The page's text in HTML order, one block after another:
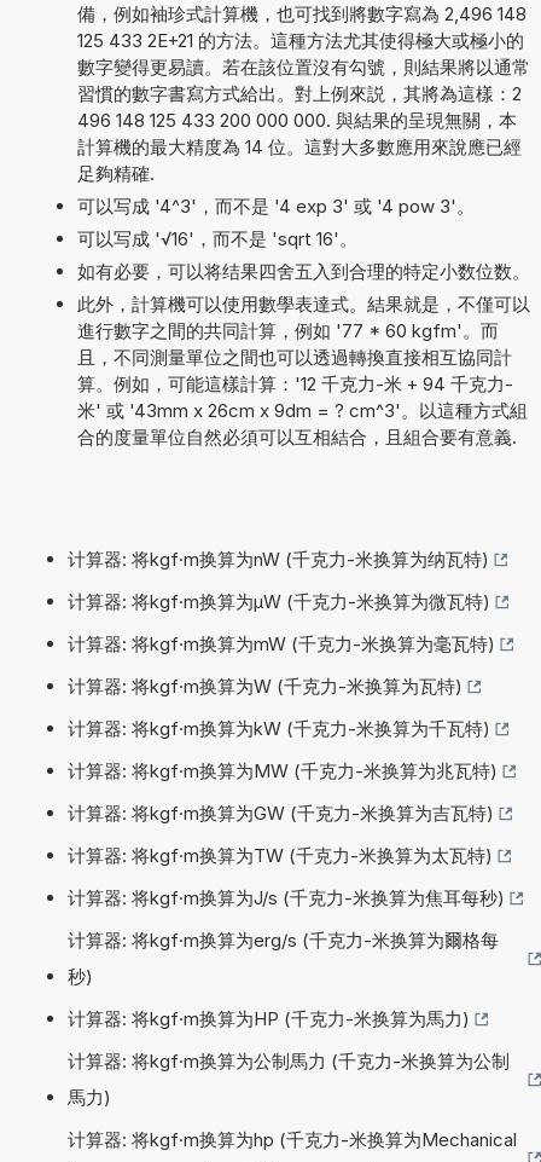
備，例如袖珍式計算機，也可找到將數字寫為 2,496 148
125 433 2E+21 的方法。這種方法尤其使得極大或極小的
數字變得更易讀。若在該位置沒有勾號，則結果將以通常
習慣的數字書寫方式給出。對上例來説，其將為這樣：2
496 148 125 433 200 000 000. 與結果的呈現無關，本
計算機的最大精度為 14 位。這對大多數應用來說應已經
足夠精確.
可以写成 '4^3'，而不是 '4 exp 3' 或 '4 pow 3'。
可以写成 '√16'，而不是 'sqrt 16'。
如有必要，可以将结果四舍五入到合理的特定小数位数。
此外，計算機可以使用數學表達式。結果就是，不僅可以
進行數字之間的共同計算，例如 '77 * 60 kgfm'。而
且，不同測量單位之間也可以透過轉換直接相互協同計
算。例如，可能這樣計算：'12 千克力-米 + 94 千克力-
米' 或 '43mm x 26cm x 9dm = ? cm^3'。以這種方式組
合的度量單位自然必須可以互相結合，且組合要有意義.
计算器: 将kgf·m换算为nW (千克力-米换算为纳瓦特)
计算器: 将kgf·m换算为µW (千克力-米换算为微瓦特)
计算器: 将kgf·m换算为mW (千克力-米换算为毫瓦特)
计算器: 将kgf·m换算为W (千克力-米换算为瓦特)
计算器: 将kgf·m换算为kW (千克力-米换算为千瓦特)
计算器: 将kgf·m换算为MW (千克力-米换算为兆瓦特)
计算器: 将kgf·m换算为GW (千克力-米换算为吉瓦特)
计算器: 将kgf·m换算为TW (千克力-米换算为太瓦特)
计算器: 将kgf·m换算为J/s (千克力-米换算为焦耳每秒)
计算器: 将kgf·m换算为erg/s (千克力-米换算为爾格每
秒)
计算器: 将kgf·m换算为HP (千克力-米换算为馬力)
计算器: 将kgf·m换算为公制馬力 (千克力-米换算为公制
馬力)
计算器: 将kgf·m换算为hp (千克力-米换算为Mechanical